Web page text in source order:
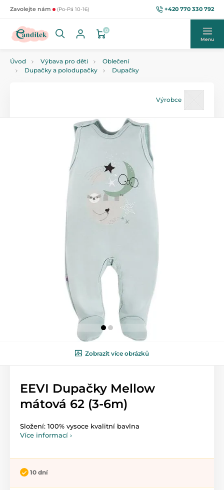
Zavolejte nám (Po-Pá 10-16) +420 770 330 792
0
Menu
Úvod Výbava pro děti
Oblečení
Dupačky a polodupačky
Dupačky
Výrobce
Zobrazit více obrázků
EEVI Dupačky Mellow
mátová 62 (3-6m)
Složení: 100% vysoce kvalitní bavlna
Více informací ›
10 dní